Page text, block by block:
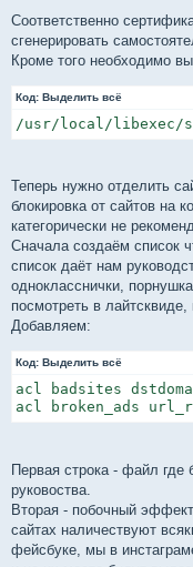
Соответственно
сгенерировать
Кроме того необходимо
Код: Выделить всё
/usr/local/libexec/
Теперь нужно отделить
блокировка от сайтов на
категорически не
Сначала создаём список
список даёт нам
однокласснички,
посмотреть в
Добавляем:
Код: Выделить всё
acl badsites
acl broken_ads
Первая строка - файл где
руковоства.
Вторая - побочный
сайтах наличествуют
фейсбуке, мы в